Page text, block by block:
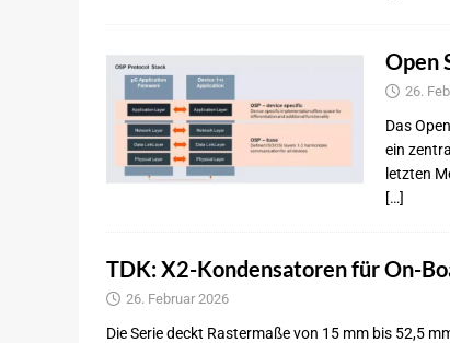
Open
26.
Das
ein
letzten
[…]
TDK: X2-Kondensatoren für On-
26. Februar 2026
Die Serie deckt Rastermaße von 15 mm bis 52,5